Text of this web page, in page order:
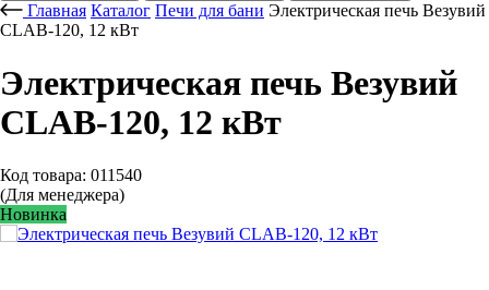
Главная Каталог Печи для бани Электрическая печь Везувий
CLAB-120, 12 кВт
Электрическая печь Везувий
CLAB-120, 12 кВт
Код товара: 011540
(Для менеджера)
Новинка